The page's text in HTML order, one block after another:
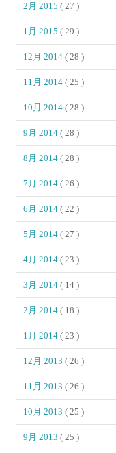
2月 2015( 27 )
1月 2015( 29 )
12月 2014( 28 )
11月 2014( 25 )
10月 2014( 28 )
9月 2014( 28 )
8月 2014( 28 )
7月 2014( 26 )
6月 2014( 22 )
5月 2014( 27 )
4月 2014( 23 )
3月 2014( 14 )
2月 2014( 18 )
1月 2014( 23 )
12月 2013( 26 )
11月 2013( 26 )
10月 2013( 25 )
9月 2013( 25 )